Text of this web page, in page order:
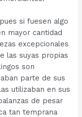
si fuesen algo
mayor cantidad
excepcionales
las suyas propias
son
parte de sus
utilizaban en sus
de pesar
tan temprana